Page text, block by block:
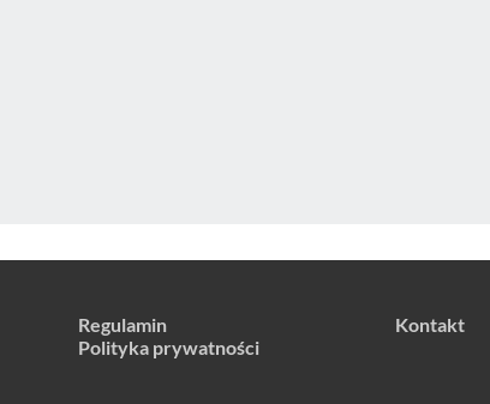
Regulamin
Polityka prywatności
Kontakt